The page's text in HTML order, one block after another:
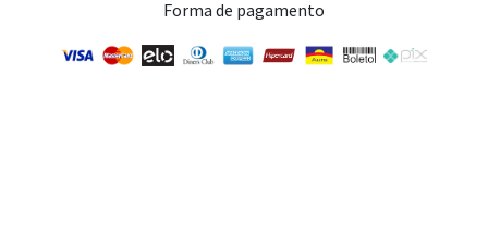
Forma de pagamento